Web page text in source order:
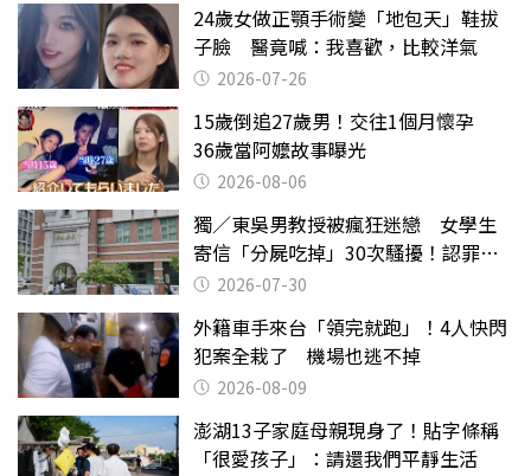
24歲女做正顎手術變「地包天」鞋拔
子臉 醫竟喊：我喜歡，比較洋氣
2026-07-26
15歲倒追27歲男！交往1個月懷孕
36歲當阿嬤故事曝光
2026-08-06
獨／東吳男教授被瘋狂迷戀 女學生
寄信「分屍吃掉」30次騷擾！認罪免
關 2026-07-30
外籍車手來台「領完就跑」！4人快閃
犯案全栽了 機場也逃不掉
2026-08-09
澎湖13子家庭母親現身了！貼字條稱
「很愛孩子」：請還我們平靜生活